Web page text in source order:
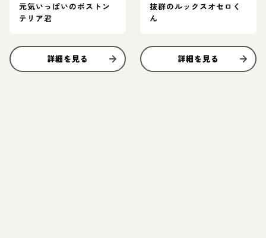
元気いっぱいのボストン
テリア君
詳細を見る
抜群のルックスオセロく
ん
詳細を見る